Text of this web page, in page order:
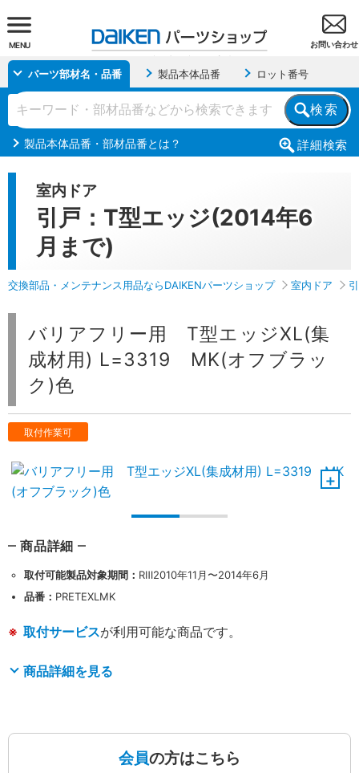
お問い合わせ
MENU
パーツ部材名・品番 製品本体品番 ロット番号
検索
詳細検索
製品本体品番・部材品番とは？
室内ドア
引戸：T型エッジ(2014年6
月まで)
交換部品・メンテナンス用品ならDAIKENパーツショップ 室内ドア
バリアフリー用 T型エッジXL(集
成材用) L=3319 MK(オフブラッ
ク)色
取付作業可
商品詳細
取付可能製品対象期間： RⅢ2010年11月〜2014年6月
品番： PRETEXLMK
取付サービスが利用可能な商品です。
商品詳細を見る
会員の方はこちら